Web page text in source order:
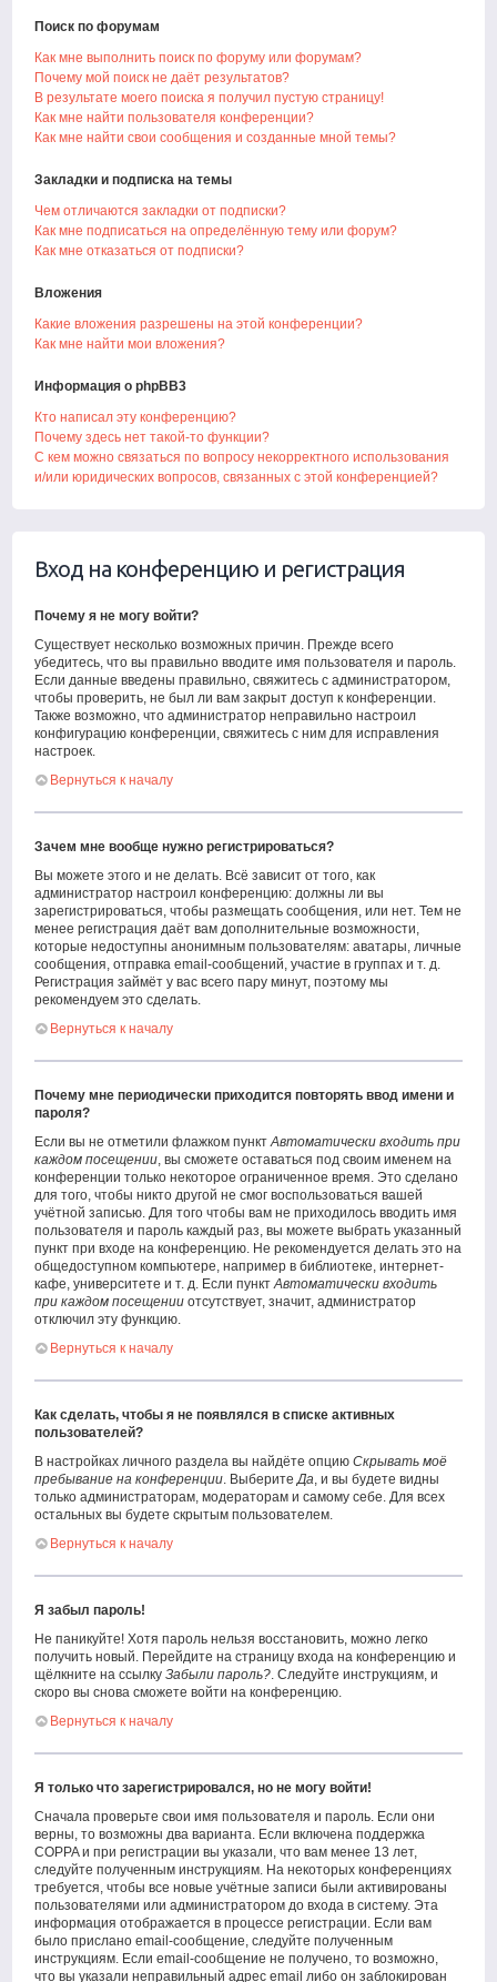
Поиск по форумам
Как мне выполнить поиск по форуму или форумам?
Почему мой поиск не даёт результатов?
В результате моего поиска я получил пустую страницу!
Как мне найти пользователя конференции?
Как мне найти свои сообщения и созданные мной темы?
Закладки и подписка на темы
Чем отличаются закладки от подписки?
Как мне подписаться на определённую тему или форум?
Как мне отказаться от подписки?
Вложения
Какие вложения разрешены на этой конференции?
Как мне найти мои вложения?
Информация о phpBB3
Кто написал эту конференцию?
Почему здесь нет такой-то функции?
С кем можно связаться по вопросу некорректного использования
и/или юридических вопросов, связанных с этой конференцией?
Вход на конференцию и регистрация
Почему я не могу войти?
Существует несколько возможных причин. Прежде всего
убедитесь, что вы правильно вводите имя пользователя и пароль.
Если данные введены правильно, свяжитесь с администратором,
чтобы проверить, не был ли вам закрыт доступ к конференции.
Также возможно, что администратор неправильно настроил
конфигурацию конференции, свяжитесь с ним для исправления
настроек.
Вернуться к началу
Зачем мне вообще нужно регистрироваться?
Вы можете этого и не делать. Всё зависит от того, как
администратор настроил конференцию: должны ли вы
зарегистрироваться, чтобы размещать сообщения, или нет. Тем не
менее регистрация даёт вам дополнительные возможности,
которые недоступны анонимным пользователям: аватары, личные
сообщения, отправка email-сообщений, участие в группах и т. д.
Регистрация займёт у вас всего пару минут, поэтому мы
рекомендуем это сделать.
Вернуться к началу
Почему мне периодически приходится повторять ввод имени и
пароля?
Если вы не отметили флажком пунктАвтоматически входить при
каждом посещении, вы сможете оставаться под своим именем на
конференции только некоторое ограниченное время. Это сделано
для того, чтобы никто другой не смог воспользоваться вашей
учётной записью. Для того чтобы вам не приходилось вводить имя
пользователя и пароль каждый раз, вы можете выбрать указанный
пункт при входе на конференцию. Не рекомендуется делать это на
общедоступном компьютере, например в библиотеке, интернет-
кафе, университете и т. д. Если пунктАвтоматически входить
при каждом посещении отсутствует, значит, администратор
отключил эту функцию.
Вернуться к началу
Как сделать, чтобы я не появлялся в списке активных
пользователей?
В настройках личного раздела вы найдёте опциюСкрывать моё
пребывание на конференции. ВыберитеДа, и вы будете видны
только администраторам, модераторам и самому себе. Для всех
остальных вы будете скрытым пользователем.
Вернуться к началу
Я забыл пароль!
Не паникуйте! Хотя пароль нельзя восстановить, можно легко
получить новый. Перейдите на страницу входа на конференцию и
щёлкните на ссылкуЗабыли пароль?. Следуйте инструкциям, и
скоро вы снова сможете войти на конференцию.
Вернуться к началу
Я только что зарегистрировался, но не могу войти!
Сначала проверьте свои имя пользователя и пароль. Если они
верны, то возможны два варианта. Если включена поддержка
COPPA и при регистрации вы указали, что вам менее 13 лет,
следуйте полученным инструкциям. На некоторых конференциях
требуется, чтобы все новые учётные записи были активированы
пользователями или администратором до входа в систему. Эта
информация отображается в процессе регистрации. Если вам
было прислано email-сообщение, следуйте полученным
инструкциям. Если email-сообщение не получено, то возможно,
что вы указали неправильный адрес email либо он заблокирован